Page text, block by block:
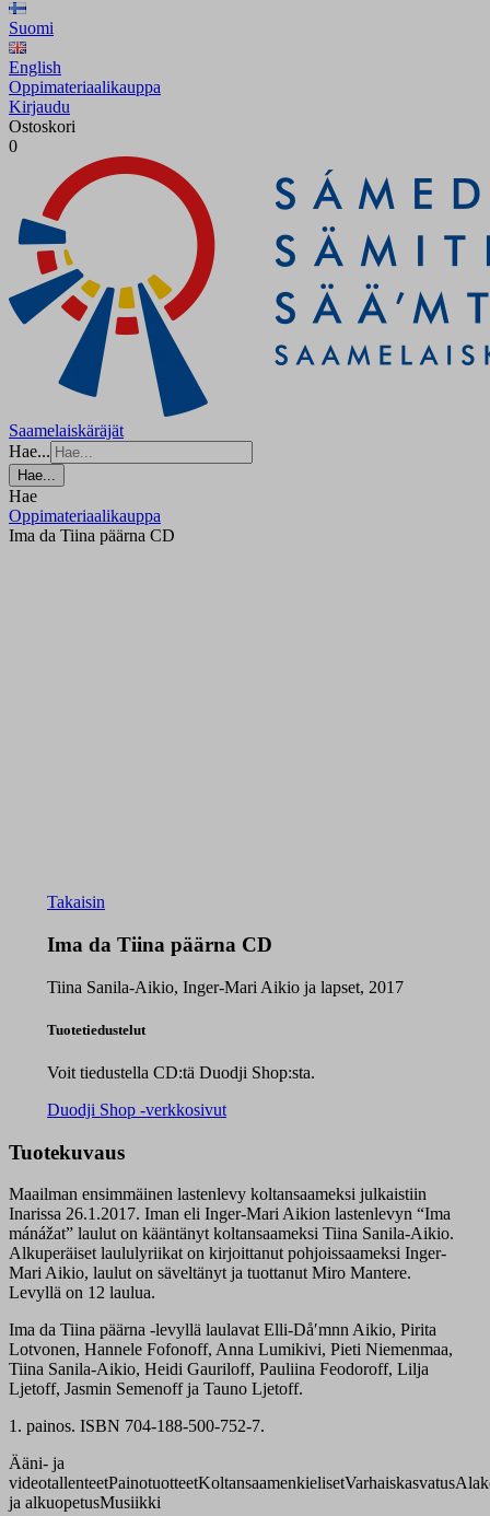
Suomi
English
Oppimateriaalikauppa
Kirjaudu
Ostoskori
0
Saamelaiskäräjät
Hae...
Hae...
Hae
Oppimateriaalikauppa
Ima da Tiina päärna CD
Takaisin
Ima da Tiina päärna CD
Tiina Sanila-Aikio, Inger-Mari Aikio ja lapset, 2017
Tuotetiedustelut
Voit tiedustella CD:tä Duodji Shop:sta.
Duodji Shop -verkkosivut
Tuotekuvaus
Maailman ensimmäinen lastenlevy koltansaameksi julkaistiin
Inarissa 26.1.2017. Iman eli Inger-Mari Aikion lastenlevyn “Ima
mánážat” laulut on kääntänyt koltansaameksi Tiina Sanila-Aikio.
Alkuperäiset laululyriikat on kirjoittanut pohjoissaameksi Inger-
Mari Aikio, laulut on säveltänyt ja tuottanut Miro Mantere.
Levyllä on 12 laulua.
Ima da Tiina päärna -levyllä laulavat Elli-Dåʹmnn Aikio, Pirita
Lotvonen, Hannele Fofonoff, Anna Lumikivi, Pieti Niemenmaa,
Tiina Sanila-Aikio, Heidi Gauriloff, Pauliina Feodoroff, Lilja
Ljetoff, Jasmin Semenoff ja Tauno Ljetoff.
1. painos. ISBN 704-188-500-752-7.
Ääni- ja
videotallenteetPainotuotteetKoltansaamenkielisetVarhaiskasvatus
ja alkuopetusMusiikki